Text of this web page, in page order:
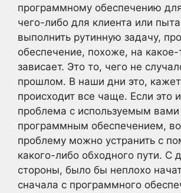
программному обеспечению
чего-либо для клиента или
выполнить рутинную задачу,
обеспечение, похоже, на
зависает. Это то, чего не
прошлом. В наши дни это,
происходит все чаще. Если это
проблема с используемым вами
программным обеспечением,
проблему можно устранить с
какого-либо обходного пути. С
стороны, было бы неплохо
сначала с программного